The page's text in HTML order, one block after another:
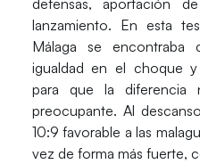
defensas, aportación
lanzamiento. En esta
Málaga se encontraba
igualdad en el choque
para que la diferencia
preocupante. Al
10:9 favorable a las
vez de forma más fuerte,